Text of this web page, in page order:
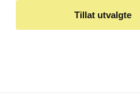
Tillat utvalgte